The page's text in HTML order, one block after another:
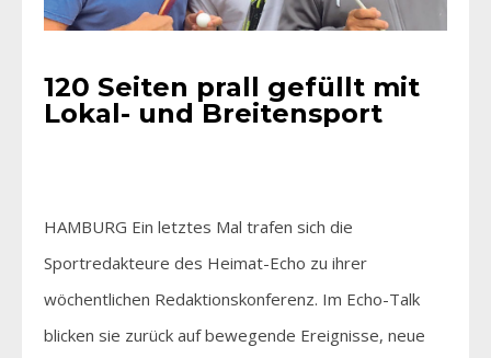
120 Seiten prall gefüllt mit
Lokal- und Breitensport
HAMBURG Ein letztes Mal trafen sich die
Sportredakteure des Heimat-Echo zu ihrer
wöchentlichen Redaktionskonferenz. Im Echo-Talk
blicken sie zurück auf bewegende Ereignisse, neue